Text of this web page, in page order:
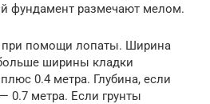
фундамент размечают мелом.
помощи лопаты. Ширина
ширины кладки
0.4 метра. Глубина, если
0.7 метра. Если грунты